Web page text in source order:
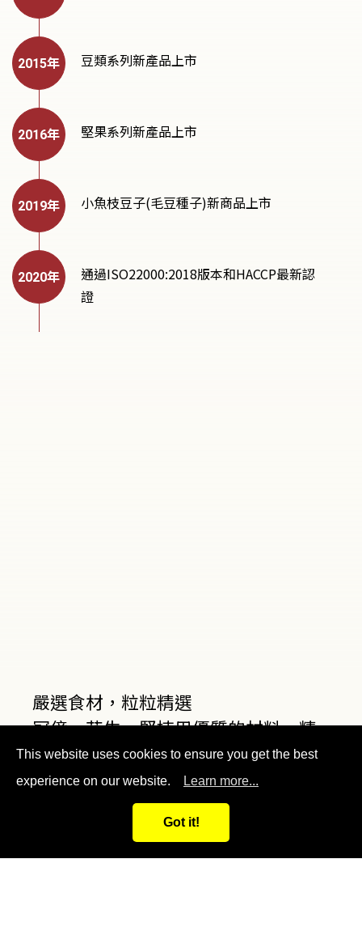
豆類系列新產品上市
堅果系列新產品上市
小魚枝豆子(毛豆種子)新商品上市
通過ISO22000:2018版本和HACCP最新認
證
嚴選食材，粒粒精選
冠億．花生－堅持用優質的材料，精
心焙炒，生產出最好吃的口味。
安心、信賴、好食
This website uses cookies to ensure you get the best
experience on our website.
Learn more...
Got it!